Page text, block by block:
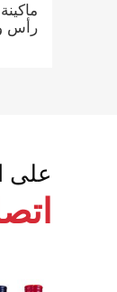
رأس
على